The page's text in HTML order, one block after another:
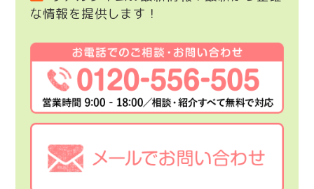
な情報を提供します！